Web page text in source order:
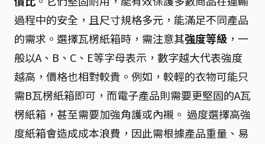
過程中的安全，且尺寸規格多元，能滿足不同產品
的需求。選擇瓦楞紙箱時，需注意其強度等級 ，一
般以A、B、C、E等字母表示，數字越大代表強度
越高，價格也相對較貴。例如，較輕的衣物可能只
需B瓦楞紙箱即可，而電子產品則需要更堅固的A瓦
楞紙箱，甚至需要加強角護或內襯。 過度選擇高強
度紙箱會造成成本浪費，因此需根據產品重量、易